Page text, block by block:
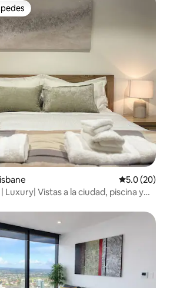
Calificación
5.0 (20)
Vistas a la ciudad, piscina y